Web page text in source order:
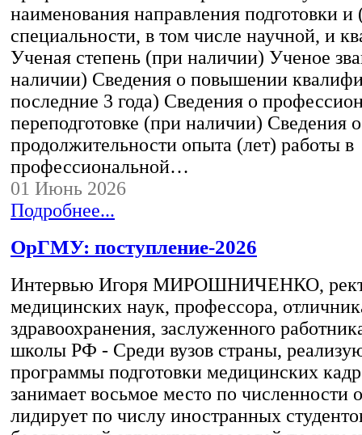
наименования направления подготовки и
специальности, в том числе научной, и
Ученая степень (при наличии) Ученое
наличии) Сведения о повышении
последние 3 года) Сведения о
переподготовке (при наличии) Сведения о
продолжительности опыта (лет) работы в
профессиональной…
01 Июнь 2026
Подробнее...
ОрГМУ: поступление-2026
Интервью Игоря МИРОШНИЧЕНКО,
медицинских наук, профессора,
здравоохранения, заслуженного
школы РФ - Среди вузов страны,
программы подготовки медицинских
занимает восьмое место по численности
лидирует по числу иностранных